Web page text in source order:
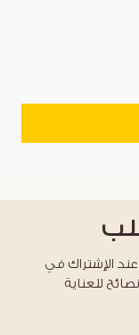
الأول عند الإشتراك في
للعناية